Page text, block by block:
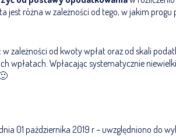
jest różna w zależności od tego, w jakim
zależności od kwoty wpłat oraz od skali
wpłatach. Wpłacając systematycznie
01 października 2019 r – uwzględniono do